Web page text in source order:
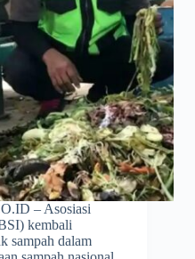
– Asosiasi
kembali
sampah dalam